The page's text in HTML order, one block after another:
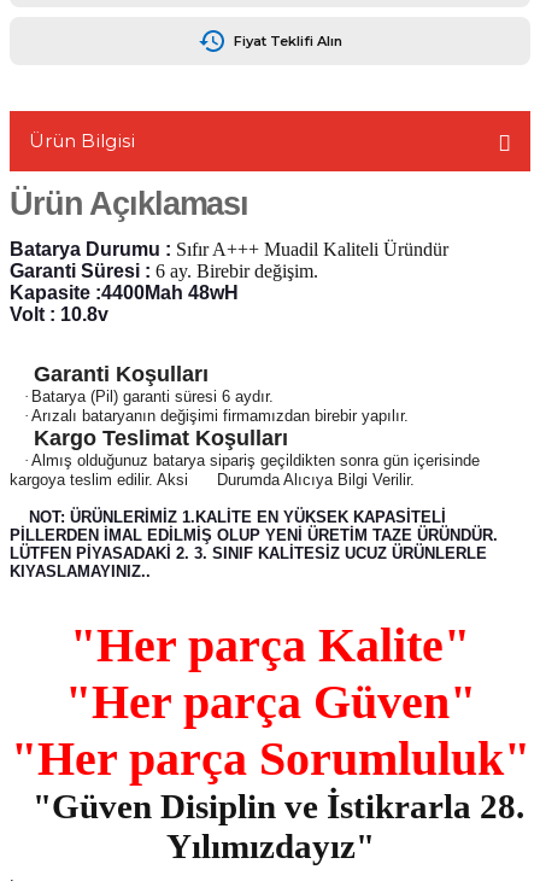
Fiyat Teklifi Alın
Ürün Bilgisi
Ürün Açıklaması
Batarya Durumu : Sıfır A+++ Muadil Kaliteli Üründür
Garanti Süresi : 6 ay. Birebir değişim.
Kapasite :4400Mah 48wH
Volt : 10.8v
Garanti Koşulları
Batarya (Pil) garanti süresi 6 aydır.
Arızalı bataryanın değişimi firmamızdan birebir yapılır.
Kargo Teslimat Koşulları
Almış olduğunuz batarya sipariş geçildikten sonra gün içerisinde
kargoya teslim edilir. Aksi Durumda Alıcıya Bilgi Verilir.
NOT: ÜRÜNLERİMİZ 1.KALİTE EN YÜKSEK KAPASİTELİ
PİLLERDEN İMAL EDİLMİŞ OLUP YENİ ÜRETİM TAZE ÜRÜNDÜR.
LÜTFEN PİYASADAKİ 2. 3. SINIF KALİTESİZ UCUZ ÜRÜNLERLE
KIYASLAMAYINIZ..
"Her parça Kalite"
"Her parça Güven"
"Her parça Sorumluluk"
"Güven Disiplin ve İstikrarla 28.
Yılımızdayız"
.